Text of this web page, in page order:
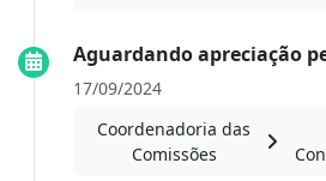
Aguardando apreciação
17/09/2024
Coordenadoria das
Comissões